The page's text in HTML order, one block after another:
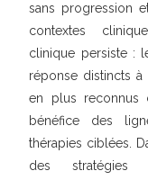
sans progression
contextes
clinique persiste :
réponse distincts
en plus reconnus
bénéfice des
thérapies ciblées.
des stratégies